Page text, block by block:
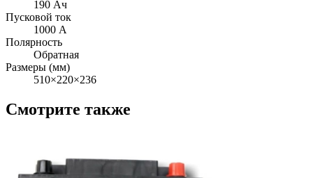
190 Ач
Пусковой ток
1000 А
Полярность
Обратная
Размеры (мм)
510×220×236
Смотрите также